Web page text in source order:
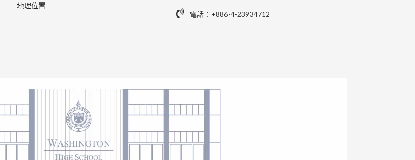
地理位置
電話：+886-4-23934712